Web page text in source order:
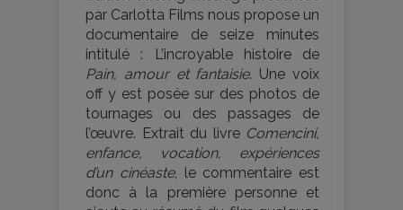
par Carlotta Films nous propose un
documentaire de seize minutes
intitulé : L’incroyable histoire de
Pain, amour et fantaisie. Une voix
off y est posée sur des photos de
tournages ou des passages de
l’œuvre. Extrait du livre Comencini,
enfance, vocation, expériences
d’un cinéaste, le commentaire est
donc à la première personne et